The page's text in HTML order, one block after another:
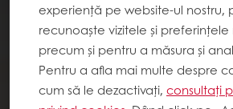
experiență pe website-ul nostru,
recunoaște vizitele și
precum și pentru a măsura și
Pentru a afla mai multe despre
cum să le dezactivați, consultați